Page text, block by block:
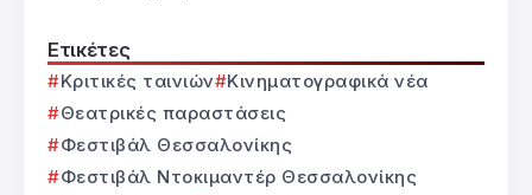
Ετικέτες
Κριτικές ταινιών
Κινηματογραφικά νέα
Θεατρικές παραστάσεις
Φεστιβάλ Θεσσαλονίκης
Φεστιβάλ Ντοκιμαντέρ Θεσσαλονίκης